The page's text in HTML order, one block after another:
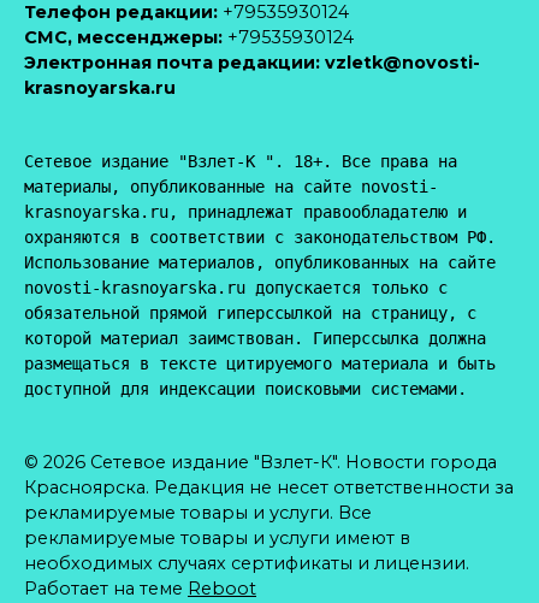
Телефон редакции: +79535930124
CМС, мессенджеры: +79535930124
Электронная почта редакции: vzletk@novosti-
krasnoyarska.ru
Сетевое издание "Взлет-К ". 18+. Все права на
материалы, опубликованные на сайте novosti-
krasnoyarska.ru, принадлежат правообладателю и
охраняются в соответствии с законодательством РФ.
Использование материалов, опубликованных на сайте
novosti-krasnoyarska.ru допускается только с
обязательной прямой гиперссылкой на страницу, с
которой материал заимствован. Гиперссылка должна
размещаться в тексте цитируемого материала и быть
доступной для индексации поисковыми системами.
© 2026 Сетевое издание "Взлет-К". Новости города
Красноярска. Редакция не несет ответственности за
рекламируемые товары и услуги. Все
рекламируемые товары и услуги имеют в
необходимых случаях сертификаты и лицензии.
Работает на теме Reboot